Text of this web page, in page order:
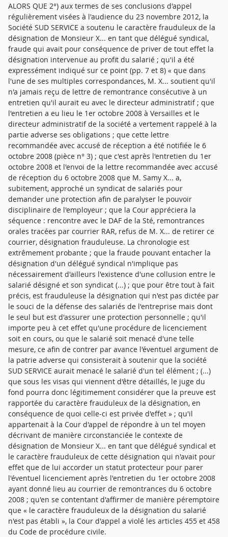
ALORS QUE 2°) aux termes de ses conclusions d'appel
régulièrement visées à l'audience du 23 novembre 2012, la
Société SUD SERVICE a soutenu le caractère frauduleux de la
désignation de Monsieur X... en tant que délégué syndical,
fraude qui avait pour conséquence de priver de tout effet la
désignation intervenue au profit du salarié ; qu'il a été
expressément indiqué sur ce point (pp. 7 et 8) « que dans
l'une de ses multiples correspondances, M. X... soutient qu'il
n'a jamais reçu de lettre de remontrance consécutive à un
entretien qu'il aurait eu avec le directeur administratif ; que
l'entretien a eu lieu le 1er octobre 2008 à Versailles et le
directeur administratif de la société a vertement rappelé à la
partie adverse ses obligations ; que cette lettre
recommandée avec accusé de réception a été notifiée le 6
octobre 2008 (pièce n° 3) ; que c'est après l'entretien du 1er
octobre 2008 et l'envoi de la lettre recommandée avec accusé
de réception du 6 octobre 2008 que M. Samy X... a,
subitement, approché un syndicat de salariés pour
demander une protection afin de paralyser le pouvoir
disciplinaire de l'employeur ; que la Cour appréciera la
séquence : rencontre avec le DAF de la Sté, remontrances
orales tracées par courrier RAR, refus de M. X... de retirer ce
courrier, désignation frauduleuse. La chronologie est
extrêmement probante ; que la fraude pouvant entacher la
désignation d'un délégué syndical n'implique pas
nécessairement d'ailleurs l'existence d'une collusion entre le
salarié désigné et son syndicat (...) ; que pour être tout à fait
précis, est frauduleuse la désignation qui n'est pas dictée par
le souci de la défense des salariés de l'entreprise mais dont
le seul but est d'assurer une protection personnelle ; qu'il
importe peu à cet effet qu'une procédure de licenciement
soit en cours, ou que le salarié soit menacé d'une telle
mesure, ce afin de contrer par avance l'éventuel argument de
la patrie adverse qui consisterait à soutenir que la société
SUD SERVICE aurait menacé le salarié d'un tel élément ; (...)
que sous les visas qui viennent d'être détaillés, le juge du
fond pourra donc légitimement considérer que la preuve est
rapportée du caractère frauduleux de la désignation, en
conséquence de quoi celle-ci est privée d'effet » ; qu'il
appartenait à la Cour d'appel de répondre à un tel moyen
décrivant de manière circonstanciée le contexte de
désignation de Monsieur X... en tant que délégué syndical et
le caractère frauduleux de cette désignation qui n'avait pour
effet que de lui accorder un statut protecteur pour parer
l'éventuel licenciement après l'entretien du 1er octobre 2008
ayant donné lieu au courrier de remontrances du 6 octobre
2008 ; qu'en se contentant d'affirmer de manière péremptoire
que « le caractère frauduleux de la désignation du salarié
n'est pas établi », la Cour d'appel a violé les articles 455 et 458
du Code de procédure civile.